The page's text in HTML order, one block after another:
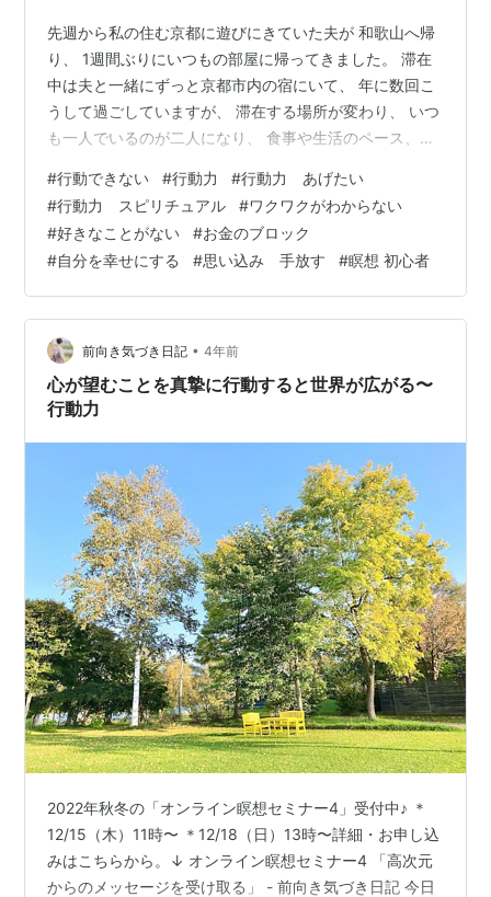
先週から私の住む京都に遊びにきていた夫が 和歌山へ帰
り、 1週間ぶりにいつもの部屋に帰ってきました。 滞在
中は夫と一緒にずっと京都市内の宿にいて、 年に数回こ
うして過ごしていますが、 滞在する場所が変わり、 いつ
も一人でいるのが二人になり、 食事や生活のペース、過
いです(^^) 自分が普段住んでいる街で ホテルや旅館など
に泊まることって なかなかないものですが、 やってみる
といつもとは行動範囲が変わり、 別の視点で見慣れた街
を見ることができ、 いつもの街の別の顔を知ることがで
き、 おもしろいです。 旅行に行きたいけれど、 行く時
間がない、連…
#行動できない #行動力 #行動力 あげたい
#行動力 スピリチュアル #ワクワクがわからない
#好きなことがない #お金のブロック
#自分を幸せにする #思い込み 手放す #瞑想 初心者
前向き気づき日記 • 4年前
心が望むことを真摯に行動すると世界が広がる〜
行動力
2022年秋冬の「オンライン瞑想セミナー4」受付中♪ ＊
12/15（木）11時〜 ＊12/18（日）13時〜詳細・お申し込
みはこちらから。↓ オンライン瞑想セミナー4 「高次元
からのメッセージを受け取る」 - 前向き気づき日記 今日